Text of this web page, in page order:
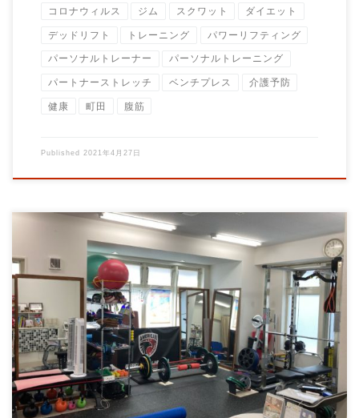
コロナウィルス ジム スクワット ダイエット
デッドリフト トレーニング パワーリフティング
パーソナルトレーナー パーソナルトレーニング
パートナーストレッチ ベンチプレス 介護予防
健康 町田 腹筋
Published 2021年4月27日
こんにちは！ この記事にレンタルジムについて調べて辿り着い
たトレーナーの方 申し訳ないですが当店はレ […]